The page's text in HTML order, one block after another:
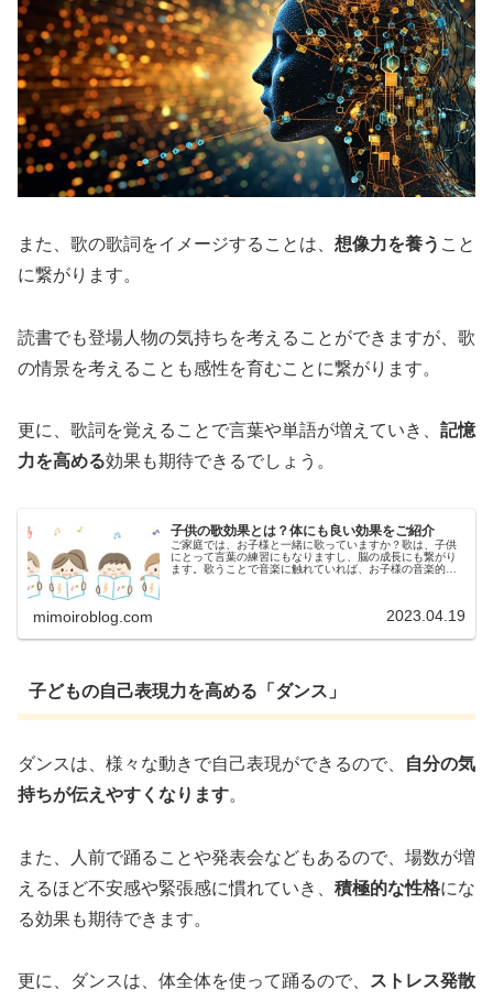
また、歌の歌詞をイメージすることは、 想像力を養う こと
に繋がります。
読書でも登場人物の気持ちを考えることができますが、歌
の情景を考えることも感性を育むことに繋がります。
更に、歌詞を覚えることで言葉や単語が増えていき、 記憶
力を高める効果も期待できるでしょう。
子供の歌効果とは？体にも良い効果をご紹介
ご家庭では、お子様と一緒に歌っていますか？歌は、子供
にとって言葉の練習にもなりますし、脳の成長にも繋がり
ます。歌うことで音楽に触れていれば、お子様の音楽的な
mimoiroblog.com 2023.04.19
子どもの自己表現力を高める「ダンス」
ダンスは、様々な動きで自己表現ができるので、
自分の気
持ちが伝えやすくなります。
また、人前で踊ることや発表会などもあるので、場数が増
えるほど不安感や緊張感に慣れていき、 積極的な性格にな
る効果も期待できます。
更に、ダンスは、体全体を使って踊るので、 ストレス発散